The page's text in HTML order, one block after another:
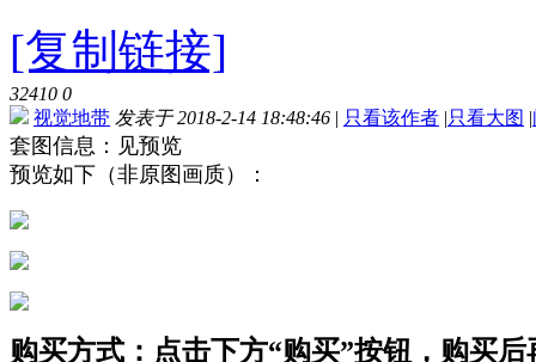
[复制链接]
32410 0
视觉地带 发表于 2018-2-14 18:48:46 | 只看该作者 |只看大图 |
套图信息：见预览
预览如下（非原图画质）：
购买方式：点击下方“购买”按钮，购买